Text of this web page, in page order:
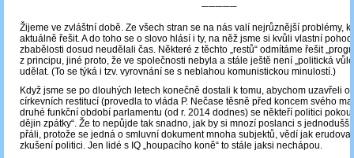
─────
Žijeme ve zvláštní době. Ze všech stran se na nás valí nejrůznější problémy,
aktuálně řešit. A do toho se o slovo hlásí i ty, na něž jsme si kvůli vlastní
zbabělosti dosud neudělali čas. Některé z těchto „restů“ odmítáme řešit
z principu, jiné proto, že ve společnosti nebyla a stále ještě není „politická
udělat. (To se týká i tzv. vyrovnání se s neblahou komunistickou minulostí.)
Když jsme se po dlouhých letech konečně dostali k tomu, abychom uzavřeli
církevních restitucí (provedla to vláda P. Nečase těsně před koncem svého
druhé funkční období parlamentu (od r. 2014 dodnes) se někteří politici
dějin zpátky“. Že to nepůjde tak snadno, jak by si mnozí poslanci s
přáli, protože se jedná o smluvní dokument mnoha subjektů, vědí jak
zkušení politici. Jen lidé s IQ „houpacího koně“ to stále jaksi nechápou.